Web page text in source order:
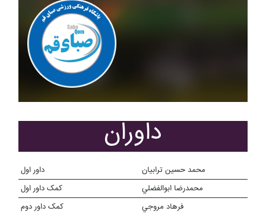
داوران
داور اول
محمد حسين ترابيان
کمک داور اول
محمدرضا ابوالفضلي
کمک داور دوم
فرهاد مروجي